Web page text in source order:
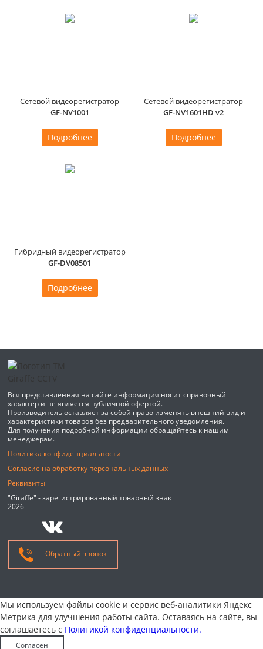
Сетевой видеорегистратор
GF-NV1001
Подробнее
Сетевой видеорегистратор
GF-NV1601HD v2
Подробнее
Гибридный видеорегистратор
GF-DV08501
Подробнее
Вся представленная на сайте информация носит справочный
характер и не является публичной офертой.
Производитель оставляет за собой право изменять внешний вид и
характеристики товаров без предварительного уведомления.
Для получения подробной информации обращайтесь к нашим
менеджерам.
Политика конфиденциальности
Согласие на обработку персональных данных
Реквизиты
"Giraffe" - зарегистрированный товарный знак
2026
Обратный звонок
Мы используем файлы cookie и сервис веб-аналитики Яндекс
Метрика для улучшения работы сайта. Оставаясь на сайте, вы
соглашаетесь с Политикой конфиденциальности.
Согласен